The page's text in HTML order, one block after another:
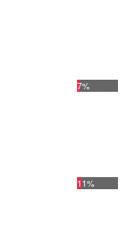
7%
11%